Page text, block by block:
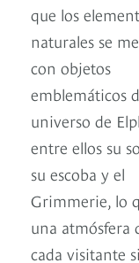
que los
naturales se
con objetos
emblemáticos
universo de
entre ellos su
su escoba y el
Grimmerie, lo
una atmósfera
cada visitante